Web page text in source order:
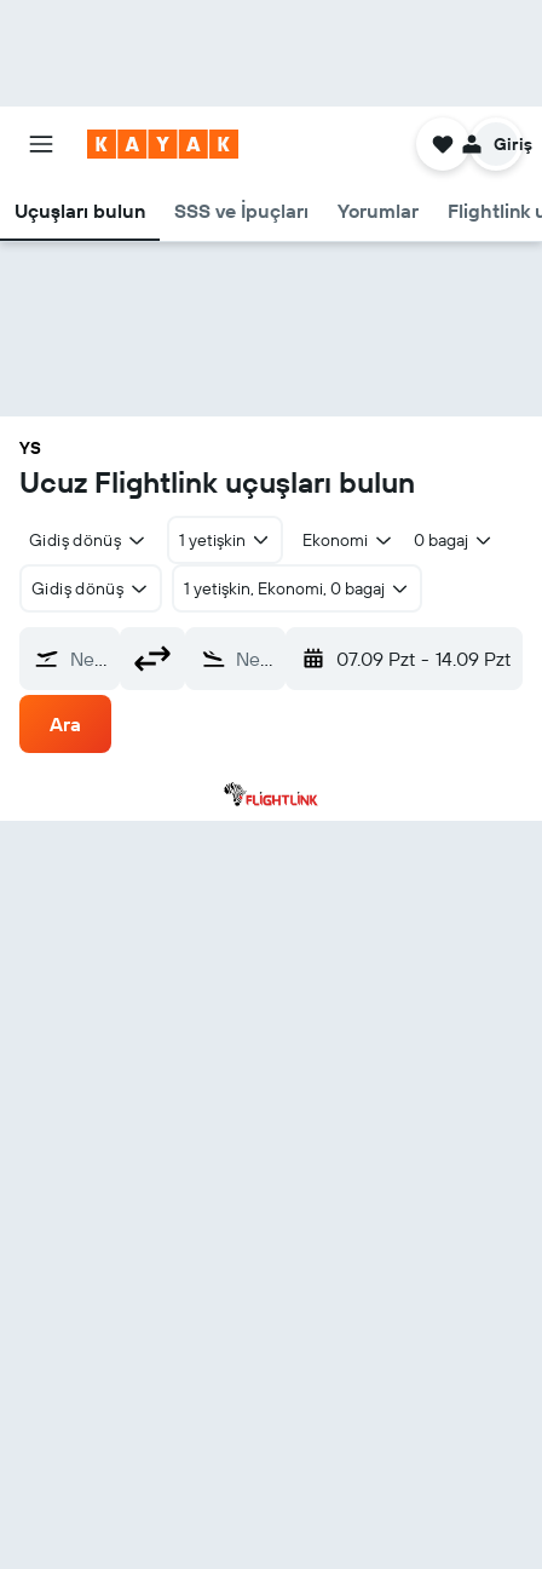
Uçuşları bulun SSS ve İpuçları Yorumlar Flightlink
Giriş
YS
Ucuz Flightlink uçuşları bulun
Gidiş dönüş 1 yetişkin Ekonomi 0 bagaj
Gidiş dönüş 1 yetişkin, Ekonomi, 0 bagaj
Nereden? Nereye? 07.09 Pzt - 14.09 Pzt
Ara